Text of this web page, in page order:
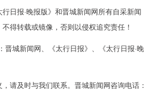
行日报·晚报版》和晋城新闻网所有自采
得转载或镜像，否则以侵权追究责任！
晋城新闻网、《太行日报》、《太行日报
请及时与我们联系。晋城新闻网咨询电话